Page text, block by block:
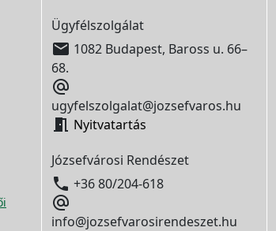
Ügyfélszolgálat
 1082 Budapest, Baross u. 66–
68.

ugyfelszolgalat@jozsefvaros.hu
 Nyitvatartás
Józsefvárosi Rendészet
 +36 80/204-618

info@jozsefvarosirendeszet.hu